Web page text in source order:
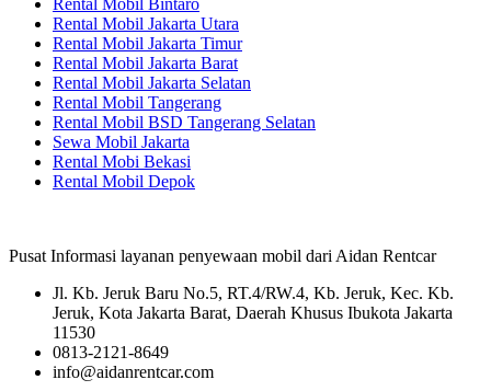
Rental Mobil Bintaro
Rental Mobil Jakarta Utara
Rental Mobil Jakarta Timur
Rental Mobil Jakarta Barat
Rental Mobil Jakarta Selatan
Rental Mobil Tangerang
Rental Mobil BSD Tangerang Selatan
Sewa Mobil Jakarta
Rental Mobi Bekasi
Rental Mobil Depok
Pusat Informasi layanan penyewaan mobil dari Aidan Rentcar
Jl. Kb. Jeruk Baru No.5, RT.4/RW.4, Kb. Jeruk, Kec. Kb.
Jeruk, Kota Jakarta Barat, Daerah Khusus Ibukota Jakarta
11530
0813-2121-8649
info@aidanrentcar.com